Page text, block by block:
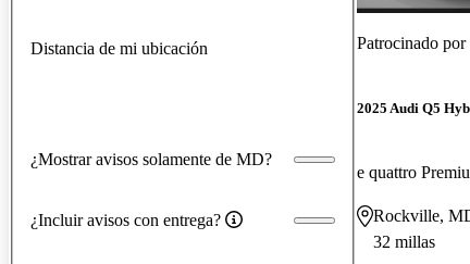
Distancia de mi ubicación
¿Mostrar avisos solamente de MD?
¿Incluir avisos con entrega?
Patrocinado por
2025 Audi Q5
Rockville,
32 millas